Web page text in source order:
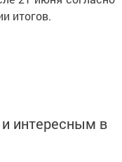
итогов.
интересным в